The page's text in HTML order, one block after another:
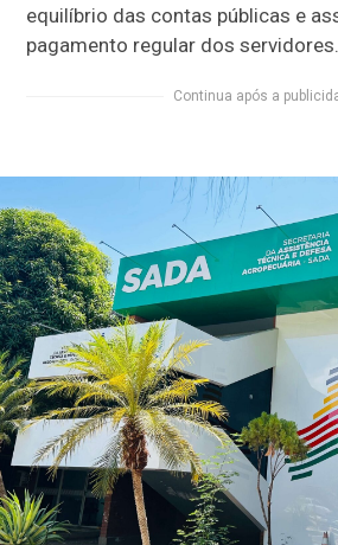
equilíbrio das contas públicas e
pagamento regular dos servidores.
Continua após a